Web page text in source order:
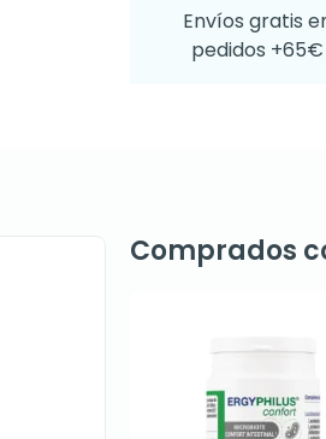
Envíos gratis
pedidos +65€
Comprados